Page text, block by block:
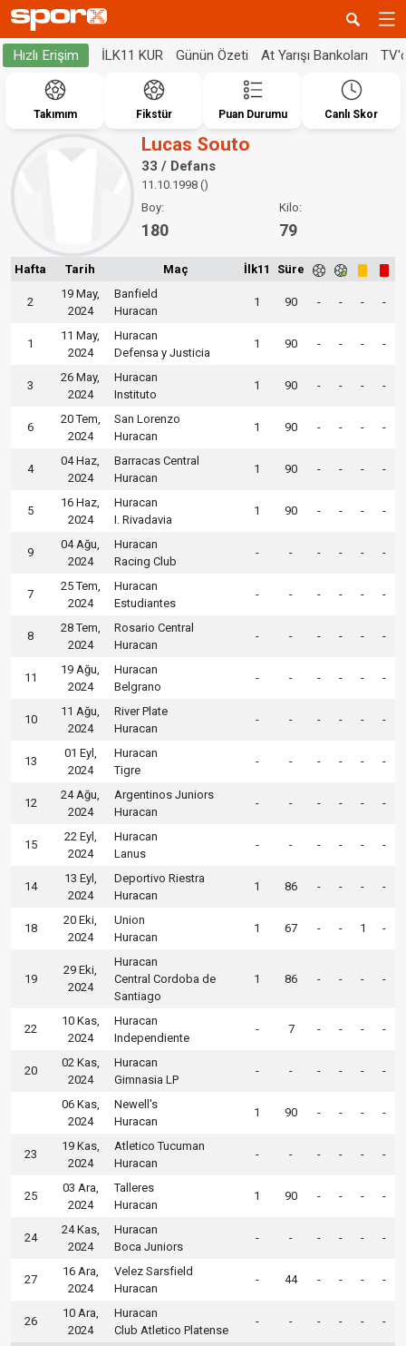
Hızlı Erişim İLK11 KUR Günün Özeti At Yarışı Bankoları
Takımım Fikstür Puan Durumu Canlı Skor
Lucas Souto
33 / Defans
11.10.1998 ()
Boy:
180
Kilo:
79
Hafta Tarih Maç İlk11 Süre
2
19 May,
2024
Banfield
Huracan
1 90 - - - -
1
11 May,
2024
Huracan
Defensa y Justicia
1 90 - - - -
3
26 May,
2024
Huracan
Instituto
1 90 - - - -
6
20 Tem,
2024
San Lorenzo
Huracan
1 90 - - - -
4
04 Haz,
2024
Barracas Central
Huracan
1 90 - - - -
5
16 Haz,
2024
Huracan
I. Rivadavia
1 90 - - - -
9
04 Ağu,
2024
Huracan
Racing Club
- - - - - -
7
25 Tem,
2024
Huracan
Estudiantes
- - - - - -
8
28 Tem,
2024
Rosario Central
Huracan
- - - - - -
11
19 Ağu,
2024
Huracan
Belgrano
- - - - - -
10
11 Ağu,
2024
River Plate
Huracan
- - - - - -
13
01 Eyl,
2024
Huracan
Tigre
- - - - - -
12
24 Ağu,
2024
Argentinos Juniors
Huracan
- - - - - -
15
22 Eyl,
2024
Huracan
Lanus
- - - - - -
14
13 Eyl,
2024
Deportivo Riestra
Huracan
1 86 - - - -
18
20 Eki,
2024
Union
Huracan
1 67 - - 1 -
19
29 Eki,
2024
Huracan
Central Cordoba de
Santiago
1 86 - - - -
22
10 Kas,
2024
Huracan
Independiente
- 7 - - - -
20
02 Kas,
2024
Huracan
Gimnasia LP
- - - - - -
06 Kas,
2024
Newell's
Huracan
1 90 - - - -
23
19 Kas,
2024
Atletico Tucuman
Huracan
- - - - - -
25
03 Ara,
2024
Talleres
Huracan
1 90 - - - -
24
24 Kas,
2024
Huracan
Boca Juniors
- - - - - -
27
16 Ara,
2024
Velez Sarsfield
Huracan
- 44 - - - -
26
10 Ara,
2024
Huracan
Club Atletico Platense
- - - - - -